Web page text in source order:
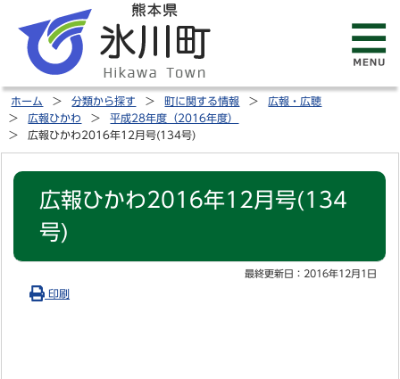
ホーム 分類から探す 町に関する情報
広報・広聴
広報ひかわ
平成28年度（2016年度）
広報ひかわ2016年12月号(134号)
広報ひかわ2016年12月号(134
号)
最終更新日： 2016年12月1日
印刷